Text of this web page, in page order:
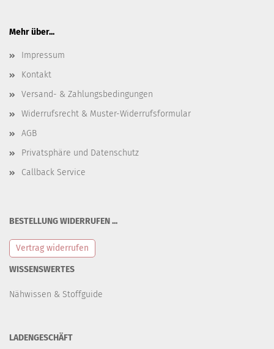
Mehr über...
Impressum
Kontakt
Versand- & Zahlungsbedingungen
Widerrufsrecht & Muster-Widerrufsformular
AGB
Privatsphäre und Datenschutz
Callback Service
BESTELLUNG WIDERRUFEN ...
Vertrag widerrufen
WISSENSWERTES
Nähwissen & Stoffguide
LADENGESCHÄFT